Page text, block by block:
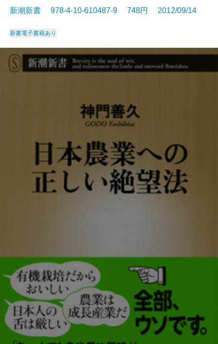
新潮新書 978-4-10-610487-9 748円 2012/09/14
新書電子書籍あり